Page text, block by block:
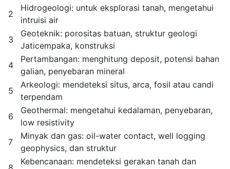
2
Hidrogeologi: untuk eksplorasi tanah, mengetahui
intruisi air
3
Geoteknik: porositas batuan, struktur geologi
Jaticempaka, konstruksi
4
Pertambangan: menghitung deposit, potensi bahan
galian, penyebaran mineral
5
Arkeologi: mendeteksi situs, arca, fosil atau candi
terpendam
6
Geothermal: mengetahui kedalaman, penyebaran,
low resistivity
7
Minyak dan gas: oil-water contact, well logging
geophysics, dan struktur
Kebencanaan: mendeteksi gerakan tanah dan